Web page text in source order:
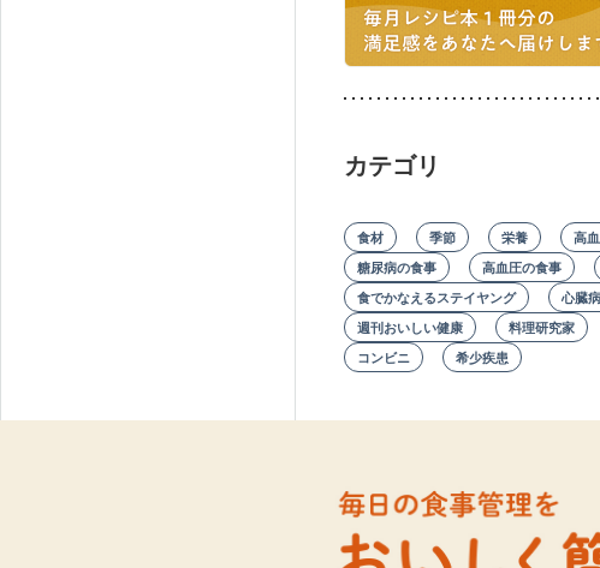
カテゴリ
食材 季節 栄養 高
糖尿病の食事
高血圧の食事
食でかなえるステイヤング
心臓
週刊おいしい健康
料理研究家
コンビニ
希少疾患